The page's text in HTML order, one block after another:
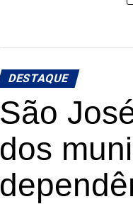
DESTAQUE
São
dos